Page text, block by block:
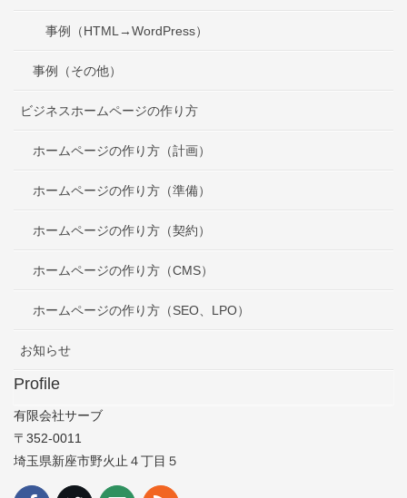
事例（HTML→WordPress）
事例（その他）
ビジネスホームページの作り方
ホームページの作り方（計画）
ホームページの作り方（準備）
ホームページの作り方（契約）
ホームページの作り方（CMS）
ホームページの作り方（SEO、LPO）
お知らせ
Profile
有限会社サーブ
〒352-0011
埼玉県新座市野火止４丁目５